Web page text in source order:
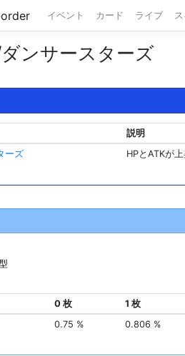
イベント カード ライブ
ンサースターズ
説明
ーズ HPとATKが
0 枚 1 枚
0.75 % 0.806 %